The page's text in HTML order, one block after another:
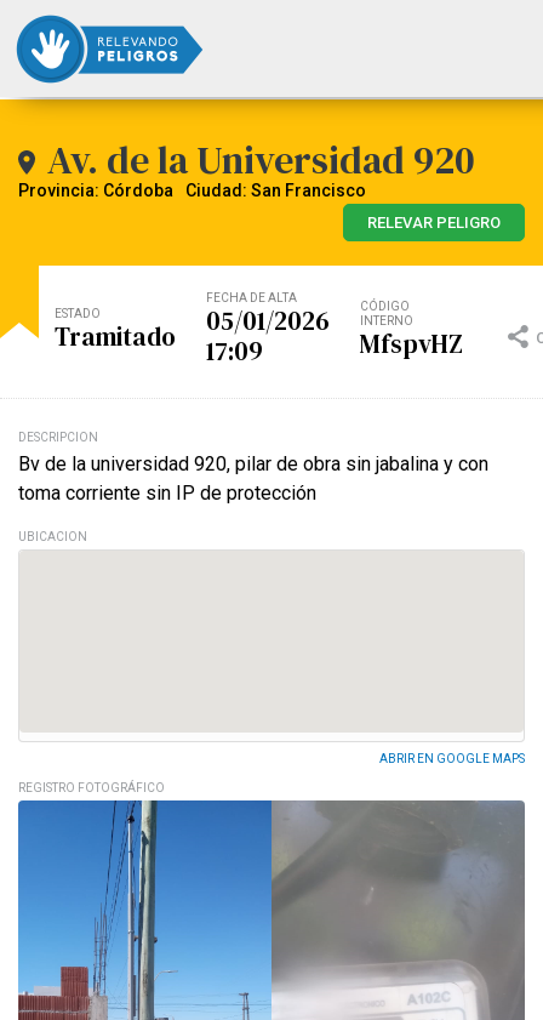
Av. de la Universidad 920
Provincia: Córdoba Ciudad: San Francisco
RELEVAR PELIGRO
ESTADO
Tramitado
FECHA DE ALTA
05/01/2026
17:09
CÓDIGO
INTERNO
MfspvHZ
DESCRIPCION
Bv de la universidad 920, pilar de obra sin jabalina y con
toma corriente sin IP de protección
UBICACION
ABRIR EN GOOGLE MAPS
REGISTRO FOTOGRÁFICO